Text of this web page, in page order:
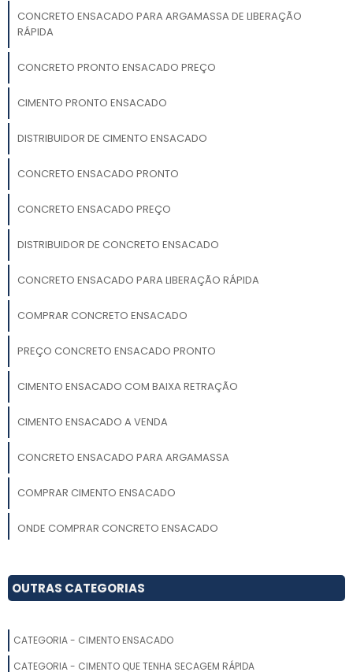
CONCRETO ENSACADO PARA ARGAMASSA DE LIBERAÇÃO
RÁPIDA
CONCRETO PRONTO ENSACADO PREÇO
CIMENTO PRONTO ENSACADO
DISTRIBUIDOR DE CIMENTO ENSACADO
CONCRETO ENSACADO PRONTO
CONCRETO ENSACADO PREÇO
DISTRIBUIDOR DE CONCRETO ENSACADO
CONCRETO ENSACADO PARA LIBERAÇÃO RÁPIDA
COMPRAR CONCRETO ENSACADO
PREÇO CONCRETO ENSACADO PRONTO
CIMENTO ENSACADO COM BAIXA RETRAÇÃO
CIMENTO ENSACADO A VENDA
CONCRETO ENSACADO PARA ARGAMASSA
COMPRAR CIMENTO ENSACADO
ONDE COMPRAR CONCRETO ENSACADO
CIMENTO ENSACADO PARA ARGAMASSA DE LIBERAÇÃO RÁPIDA
CONCRETO ENSACADO CURITIBA
OUTRAS CATEGORIAS
CATEGORIA - CIMENTO ENSACADO
CATEGORIA - CIMENTO QUE TENHA SECAGEM RÁPIDA